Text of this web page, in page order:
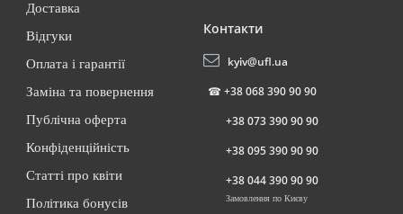
Доставка
Відгуки
Оплата і гарантії
Заміна та повернення
Публічна оферта
Конфіденційність
Статті про квіти
Політика бонусів
Контакти
kyiv@ufl.ua
☎ +38 068 390 90 90
+38 073 390 90 90
+38 095 390 90 90
+38 044 390 90 90
Замовлення по Києву